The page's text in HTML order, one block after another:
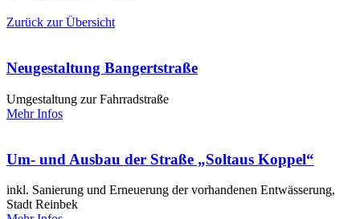
Zurück zur Übersicht
Neugestaltung Bangertstraße
Umgestaltung zur Fahrradstraße
Mehr Infos
Um- und Ausbau der Straße „Soltaus Koppel“
inkl. Sanierung und Erneuerung der vorhandenen Entwässerung,
Stadt Reinbek